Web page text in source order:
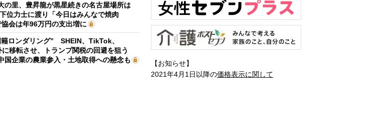
の里、豊昇龍が黒星続きの名古屋場所は
位力士に渡り「今日はみんなで焼肉
会は年96万円の支出増に
ロンダリング” SHEIN、TikTok、
移転させ、トランプ関税の回避を狙う
国企業の農業参入・土地取得への懸念も
【お知らせ】
2021年4月1日以降の価格表示に関して